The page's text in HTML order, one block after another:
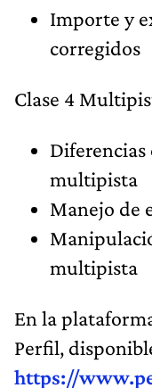
Importe y
corregidos
Clase 4
multipista
Manejo de
multipista
En la
Perfil,
https://